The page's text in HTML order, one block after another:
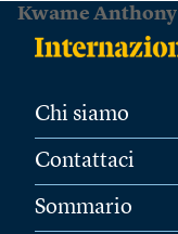
Kwame
Chi siamo
Contattaci
Sommario